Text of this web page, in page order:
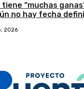
tiene “muchas
no hay fecha
2026